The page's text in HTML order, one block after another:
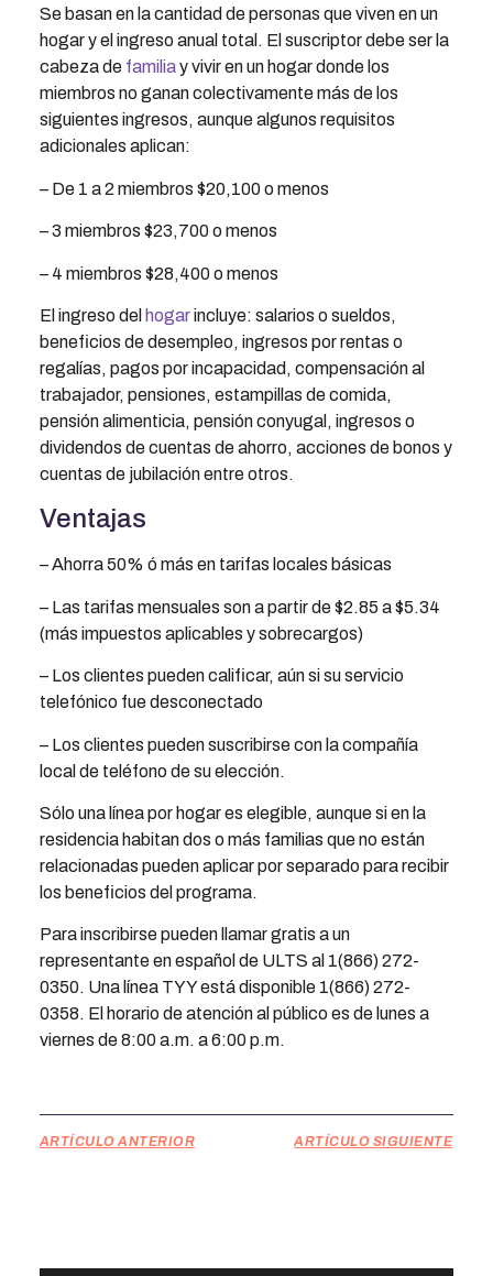
Se basan en la cantidad de personas que viven en un
hogar y el ingreso anual total. El suscriptor debe ser la
cabeza defamiliay vivir en un hogar donde los
miembros no ganan colectivamente más de los
siguientes ingresos, aunque algunos requisitos
adicionales aplican:
– De 1 a 2 miembros $20,100 o menos
– 3 miembros $23,700 o menos
– 4 miembros $28,400 o menos
El ingreso del hogarincluye: salarios o sueldos,
beneficios de desempleo, ingresos por rentas o
regalías, pagos por incapacidad, compensación al
trabajador, pensiones, estampillas de comida,
pensión alimenticia, pensión conyugal, ingresos o
dividendos de cuentas de ahorro, acciones de bonos y
cuentas de jubilación entre otros.
Ventajas
– Ahorra 50% ó más en tarifas locales básicas
– Las tarifas mensuales son a partir de $2.85 a $5.34
(más impuestos aplicables y sobrecargos)
– Los clientes pueden calificar, aún si su servicio
telefónico fue desconectado
– Los clientes pueden suscribirse con la compañía
local de teléfono de su elección.
Sólo una línea por hogar es elegible, aunque si en la
residencia habitan dos o más familias que no están
relacionadas pueden aplicar por separado para recibir
los beneficios del programa.
Para inscribirse pueden llamar gratis a un
representante en español de ULTS al 1(866) 272-
0350. Una línea TYY está disponible 1(866) 272-
0358. El horario de atención al público es de lunes a
viernes de 8:00 a.m. a 6:00 p.m.
ARTÍCULO ANTERIOR ARTÍCULO SIGUIENTE